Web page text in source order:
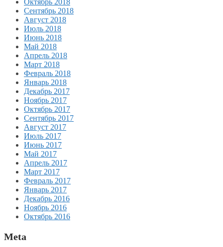
Октябрь 2018
Сентябрь 2018
Август 2018
Июль 2018
Июнь 2018
Май 2018
Апрель 2018
Март 2018
Февраль 2018
Январь 2018
Декабрь 2017
Ноябрь 2017
Октябрь 2017
Сентябрь 2017
Август 2017
Июль 2017
Июнь 2017
Май 2017
Апрель 2017
Март 2017
Февраль 2017
Январь 2017
Декабрь 2016
Ноябрь 2016
Октябрь 2016
Meta